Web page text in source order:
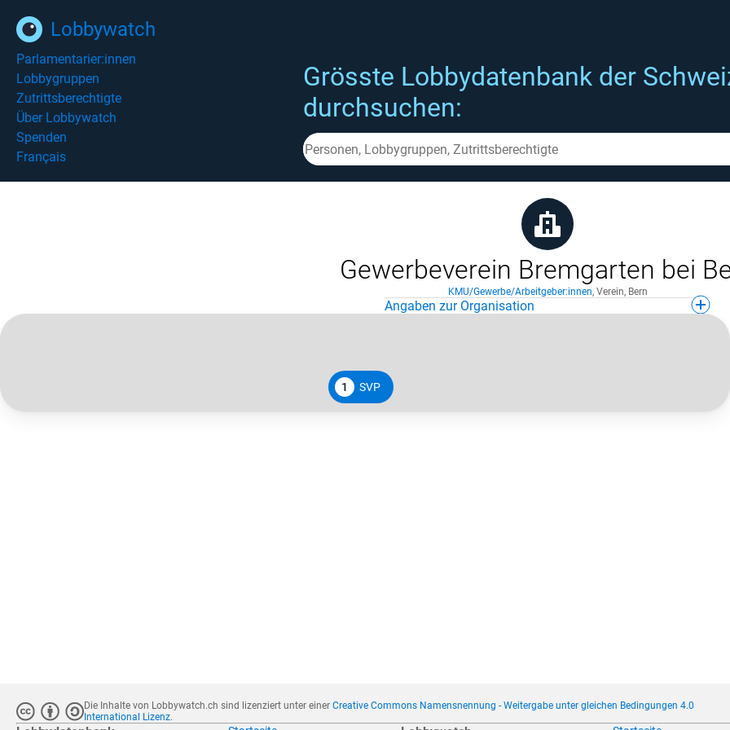
Lobbywatch
Parlamentarier:innen
Lobbygruppen
Zutrittsberechtigte
Über Lobbywatch
Spenden
Français
Grösste Lobbydatenbank der
durchsuchen:
Gewerbeverein Bremgarten bei
KMU/Gewerbe/Arbeitgeber:innen, Verein, Bern
Angaben zur Organisation
1 SVP
Die Inhalte von Lobbywatch.ch sind lizenziert unter einerCreative Commons Namensnennung - Weitergabe unter gleichen Bedingungen 4.0
International Lizenz.